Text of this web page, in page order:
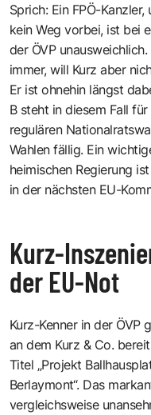
Sprich: Ein FPÖ-
kein Weg vorbei, ist bei
der ÖVP
immer, will Kurz aber
Er ist ohnehin längst
B steht in diesem Fall
regulären
Wahlen fällig. Ein
heimischen Regierung
in der nächsten EU-
Kurz-
der EU-Not
Kurz-Kenner in der ÖVP
an dem Kurz & Co.
Titel „Projekt
Berlaymont“. Das
vergleichsweise